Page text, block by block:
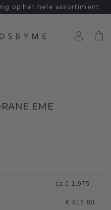
op het hele assortiment
EME
ca.€ 1.975,-
€ 815,80